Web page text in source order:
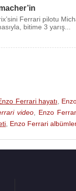
Ferrari pilotu
bitime 3 yarış...
Ferrari hayatı
video Enzo
Enzo Ferrari